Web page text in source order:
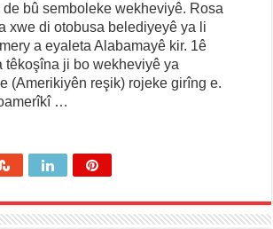
de bû semboleke wekheviyê. Rosa
xwe di otobusa belediyeyê ya li
a eyaleta Alabamayê kir. 1ê
têkoşîna ji bo wekheviyê ya
(Amerikiyên reşik) rojeke girîng e.
…